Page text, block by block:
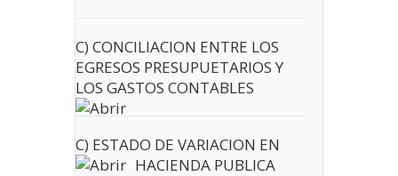
C) CONCILIACION ENTRE LOS
EGRESOS PRESUPUETARIOS Y
LOS GASTOS CONTABLES
C) ESTADO DE VARIACION EN
HACIENDA PUBLICA